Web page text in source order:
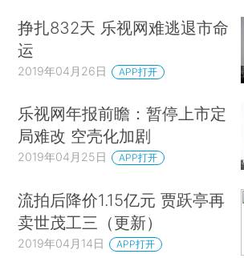
挣扎832天 乐视网难逃退市命
运
2019年04月26日 APP打开
乐视网年报前瞻：暂停上市定
局难改 空壳化加剧
2019年04月25日 APP打开
流拍后降价1.15亿元 贾跃亭再
卖世茂工三（更新）
2019年04月14日 APP打开